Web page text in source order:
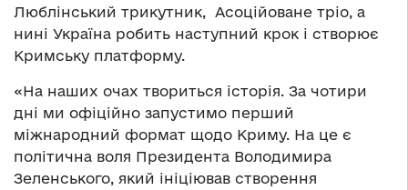
Люблінський трикутник, Асоційоване тріо, а
нині Україна робить наступний крок і створює
Кримську платформу.
«На наших очах твориться історія. За чотири
дні ми офіційно запустимо перший
міжнародний формат щодо Криму. На це є
політична воля Президента Володимира
Зеленського, який ініціював створення